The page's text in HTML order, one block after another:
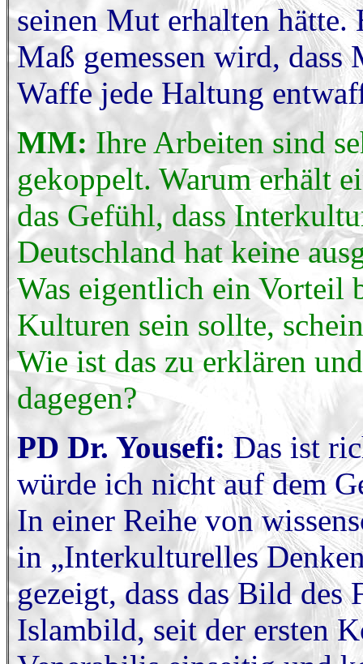
seinen Mut erhalten
Maß gemessen wird, dass
Waffe jede Haltung
MM: Ihre Arbeiten sind
gekoppelt. Warum erhält
das Gefühl, dass
Deutschland hat keine
Was eigentlich ein Vorteil
Kulturen sein sollte,
Wie ist das zu erklären
dagegen?
PD Dr. Yousefi:Das ist
würde ich nicht auf dem
In einer Reihe von
in „Interkulturelles
gezeigt, dass das Bild des
Islambild, seit der ersten